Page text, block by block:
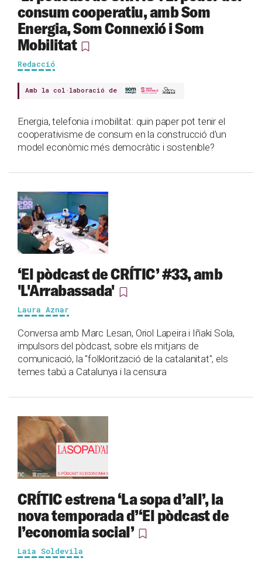
consum cooperatiu, amb Som
Energia, Som Connexió i Som
Mobilitat
Redacció
Amb la col·laboració de
Energia, telefonia i mobilitat: quin paper pot tenir el
cooperativisme de consum en la construcció d'un
model econòmic més democràtic i sostenible?
‘El pòdcast de CRÍTIC’ #33, amb
'L'Arrabassada'
Laura Aznar
Conversa amb Marc Lesan, Oriol Lapeira i Iñaki Sola,
impulsors del pòdcast, sobre els mitjans de
comunicació, la "folklorització de la catalanitat", els
temes tabú a Catalunya i la censura
CRÍTIC estrena ‘La sopa d’all’, la
nova temporada d’‘El pòdcast de
l’economia social’
Laia Soldevila